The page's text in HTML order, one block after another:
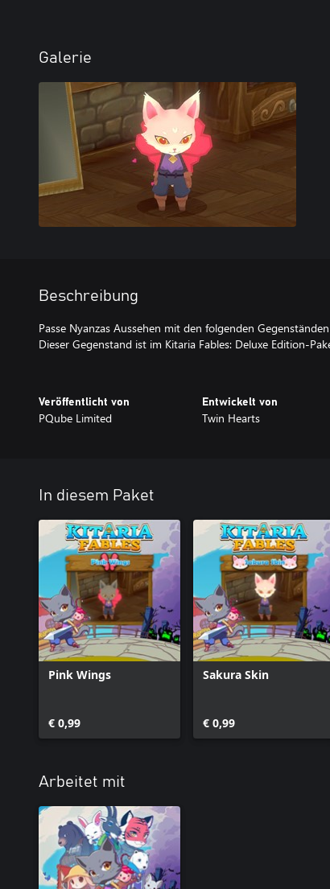
Galerie
Beschreibung
Passe Nyanzas Aussehen mit den folgenden
Dieser Gegenstand ist im Kitaria Fables: Deluxe Edition-
Veröffentlicht von
PQube Limited
Entwickelt von
Twin Hearts
In diesem Paket
Pink Wings
€ 0,99
Sakura Skin
€ 0,99
Arbeitet mit